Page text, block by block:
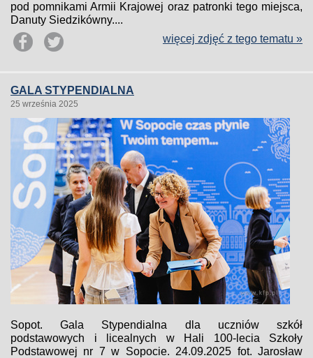
pod pomnikami Armii Krajowej oraz patronki tego miejsca,
Danuty Siedzikówny....
więcej zdjęć z tego tematu »
GALA STYPENDIALNA
25 września 2025
Sopot. Gala Stypendialna dla uczniów szkół
podstawowych i licealnych w Hali 100-lecia Szkoły
Podstawowej nr 7 w Sopocie. 24.09.2025 fot. Jarosław